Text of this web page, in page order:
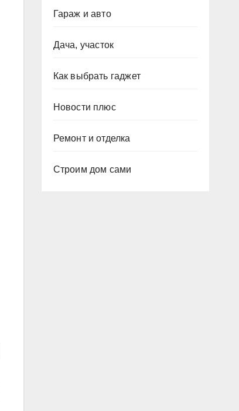
Гараж и авто
Дача, участок
Как выбрать гаджет
Новости плюс
Ремонт и отделка
Строим дом сами